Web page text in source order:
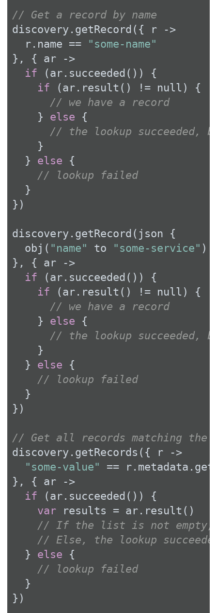
// Get a record by name
discovery.getRecord({ r ->
  r.name ==
"some-name"
}, { ar ->
if (ar.succeeded()) {
if (ar.result() != null ) {
// we have a record
    }
else {
// the lookup succeeded,
    }
  }
else {
// lookup failed
  }
})
discovery.getRecord(json {
  obj(
"name" to "some-service" )
}, { ar ->
if (ar.succeeded()) {
if (ar.result() != null ) {
// we have a record
    }
else {
// the lookup succeeded,
    }
  }
else {
// lookup failed
  }
})
// Get all records matching
discovery.getRecords({ r ->
"some-value"
==
}, { ar ->
if (ar.succeeded()) {
var results = ar.result()
// If the list is not empty,
// Else, the lookup
  }
else {
// lookup failed
  }
})